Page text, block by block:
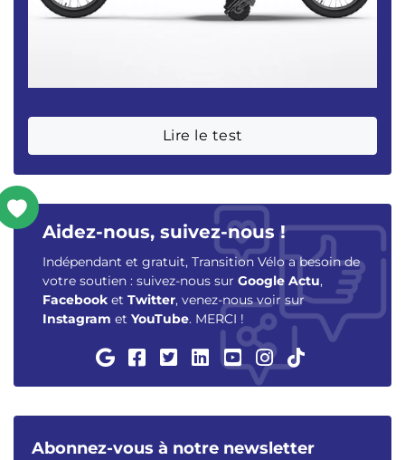
Lire le test
Aidez-nous, suivez-nous !
Indépendant et gratuit, Transition Vélo a besoin de
votre soutien : suivez-nous sur Google Actu,
Facebook et Twitter, venez-nous voir sur
Instagram et YouTube. MERCI !
Abonnez-vous à notre newsletter